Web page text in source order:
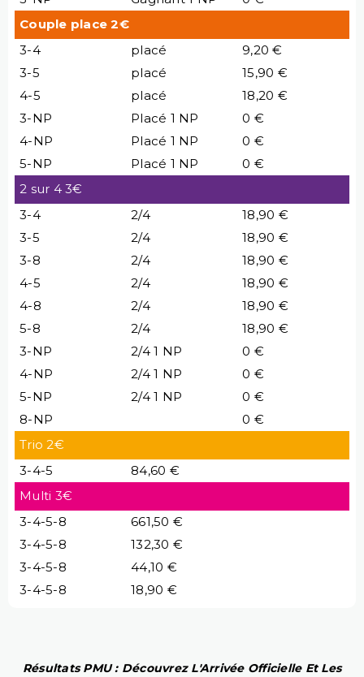
Couple place 2€
3-4
placé
9,20 €
3-5
placé
15,90 €
4-5
placé
18,20 €
3-NP
Placé 1 NP
0 €
4-NP
Placé 1 NP
0 €
5-NP
Placé 1 NP
0 €
2 sur 4 3€
3-4
2/4
18,90 €
3-5
2/4
18,90 €
3-8
2/4
18,90 €
4-5
2/4
18,90 €
4-8
2/4
18,90 €
5-8
2/4
18,90 €
3-NP
2/4 1 NP
0 €
4-NP
2/4 1 NP
0 €
5-NP
2/4 1 NP
0 €
8-NP
0 €
Trio 2€
3-4-5
84,60 €
Multi 3€
3-4-5-8
661,50 €
3-4-5-8
132,30 €
3-4-5-8
44,10 €
3-4-5-8
18,90 €
Résultats PMU : Découvrez L'Arrivée Officielle Et Les